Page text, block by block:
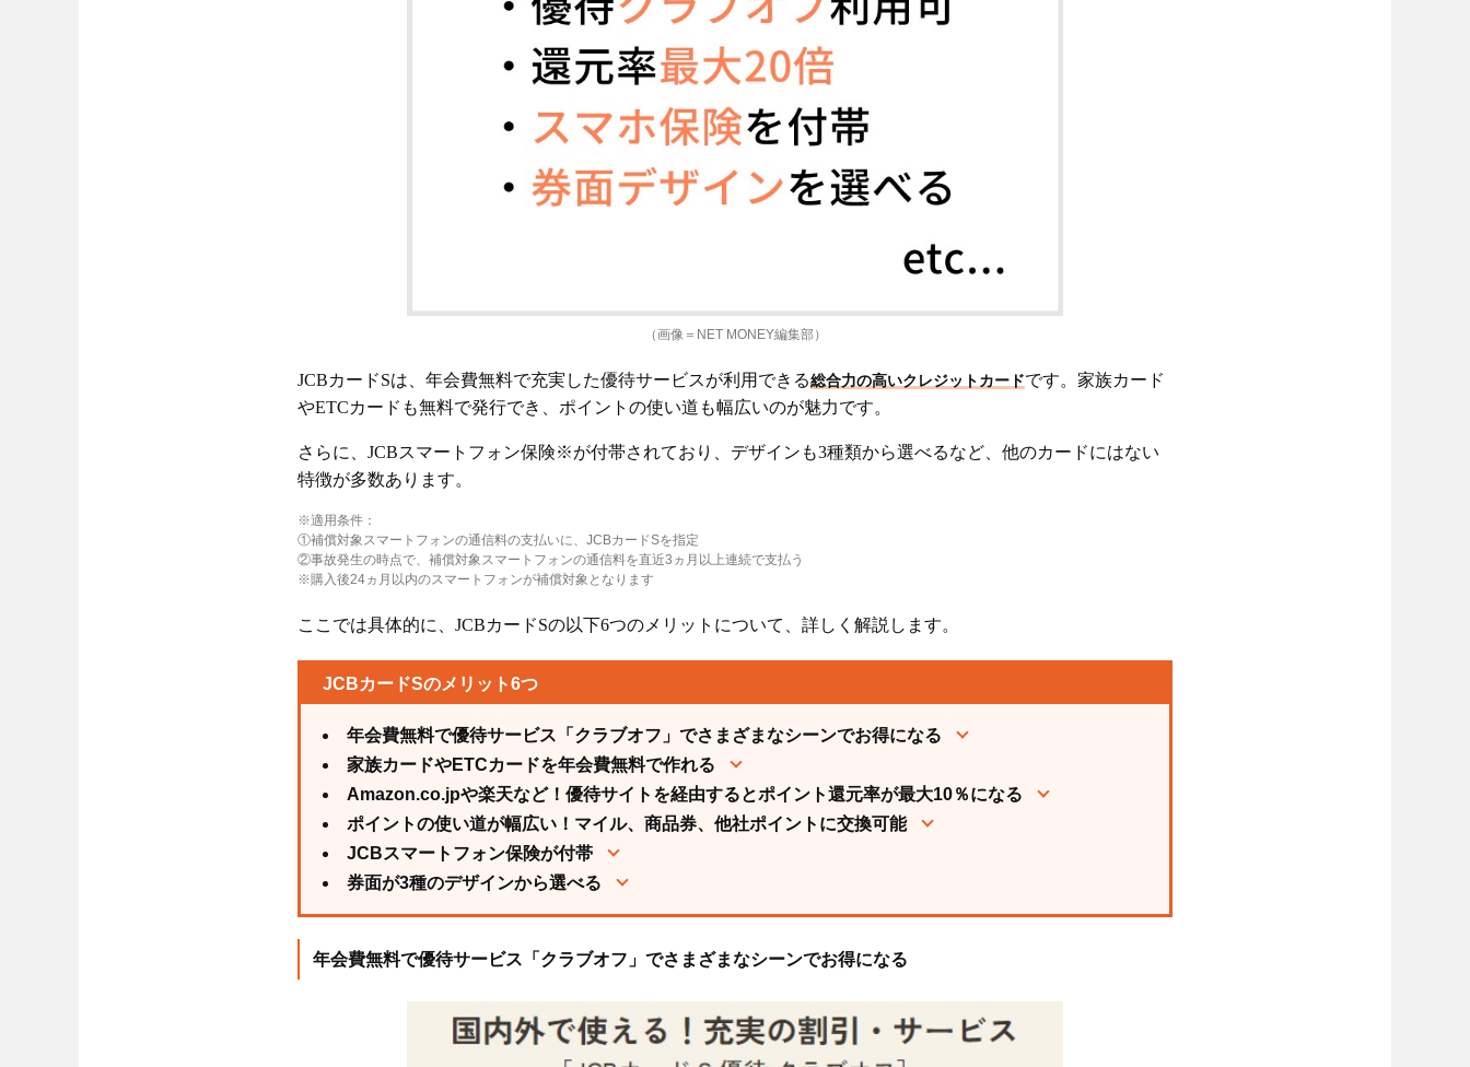
（画像＝NET MONEY編集部）
JCBカードSは、年会費無料で充実した優待サービスが利用できる総合力の高いクレジットカードです。家族カード
やETCカードも無料で発行でき、ポイントの使い道も幅広いのが魅力です。
さらに、JCBスマートフォン保険※が付帯されており、デザインも3種類から選べるなど、他のカードにはない
特徴が多数あります。
※適用条件：
①補償対象スマートフォンの通信料の支払いに、JCBカードSを指定
②事故発生の時点で、補償対象スマートフォンの通信料を直近3ヵ月以上連続で支払う
※購入後24ヵ月以内のスマートフォンが補償対象となります
ここでは具体的に、JCBカードSの以下6つのメリットについて、詳しく解説します。
JCBカードSのメリット6つ
年会費無料で優待サービス「クラブオフ」でさまざまなシーンでお得になる
家族カードやETCカードを年会費無料で作れる
Amazon.co.jpや楽天など！優待サイトを経由するとポイント還元率が最大10％になる
ポイントの使い道が幅広い！マイル、商品券、他社ポイントに交換可能
JCBスマートフォン保険が付帯
券面が3種のデザインから選べる
年会費無料で優待サービス「クラブオフ」でさまざまなシーンでお得になる